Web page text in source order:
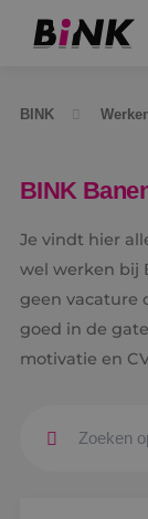
BINK
BINK
Je vindt hier
wel werken bij
geen vacature
goed in de
motivatie en